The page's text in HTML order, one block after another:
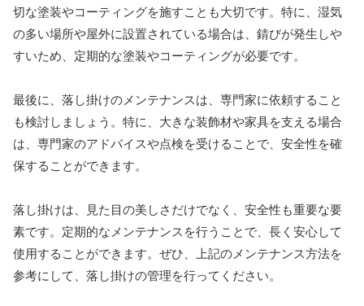
切な塗装やコーティングを施すことも大切です。特に、湿気
の多い場所や屋外に設置されている場合は、錆びが発生しや
すいため、定期的な塗装やコーティングが必要です。
最後に、落し掛けのメンテナンスは、専門家に依頼すること
も検討しましょう。特に、大きな装飾材や家具を支える場合
は、専門家のアドバイスや点検を受けることで、安全性を確
保することができます。
落し掛けは、見た目の美しさだけでなく、安全性も重要な要
素です。定期的なメンテナンスを行うことで、長く安心して
使用することができます。ぜひ、上記のメンテナンス方法を
参考にして、落し掛けの管理を行ってください。